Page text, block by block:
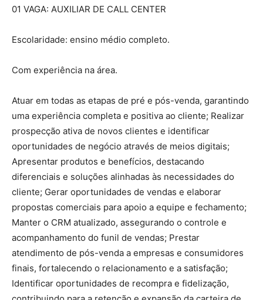
01 VAGA: AUXILIAR DE CALL CENTER
Escolaridade: ensino médio completo.
Com experiência na área.
Atuar em todas as etapas de pré e pós-venda, garantindo
uma experiência completa e positiva ao cliente; Realizar
prospecção ativa de novos clientes e identificar
oportunidades de negócio através de meios digitais;
Apresentar produtos e benefícios, destacando
diferenciais e soluções alinhadas às necessidades do
cliente; Gerar oportunidades de vendas e elaborar
propostas comerciais para apoio a equipe e fechamento;
Manter o CRM atualizado, assegurando o controle e
acompanhamento do funil de vendas; Prestar
atendimento de pós-venda a empresas e consumidores
finais, fortalecendo o relacionamento e a satisfação;
Identificar oportunidades de recompra e fidelização,